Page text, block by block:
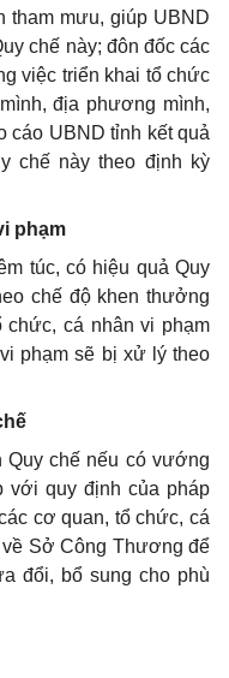
tham mưu, giúp UBND
chế này; đôn đốc các
việc triển khai tổ chức
địa phương mình,
cáo UBND tỉnh kết quả
chế này theo định kỳ
phạm
túc, có hiệu quả Quy
chế độ khen thưởng
chức, cá nhân vi phạm
phạm sẽ bị xử lý theo
Quy chế nếu có vướng
với quy định của pháp
cơ quan, tổ chức, cá
Sở Công Thương để
đổi, bổ sung cho phù